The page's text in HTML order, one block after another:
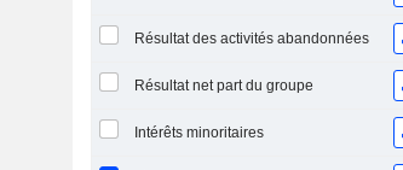
Résultat des activités abandonnées
Résultat net part du groupe
Intérêts minoritaires